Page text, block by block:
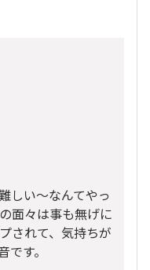
しい〜なんてやっ
面々は事も無げに
されて、気持ちが
す。